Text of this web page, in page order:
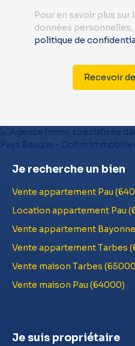
Pour en savoir plus
données
politique de
Recevoir
Je recherche un bien
Vente appartement Pau
Location appartement Pau
Vente appartement
Vente appartement Tarbes
Vente maison Tarbes
Vente maison Pau (64000)
Je suis propriétaire